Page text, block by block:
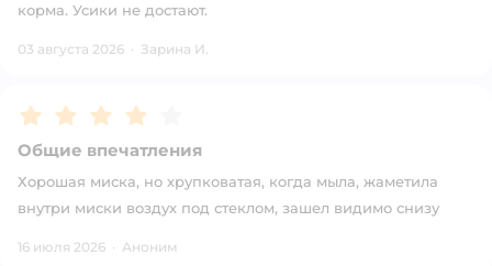
корма. Усики не достают.
03 августа 2026 · Зарина И.
Рейтинг:4
Общие впечатления
Хорошая миска, но хрупковатая, когда мыла, жаметила
внутри миски воздух под стеклом, зашел видимо снизу
16 июля 2026 · Аноним